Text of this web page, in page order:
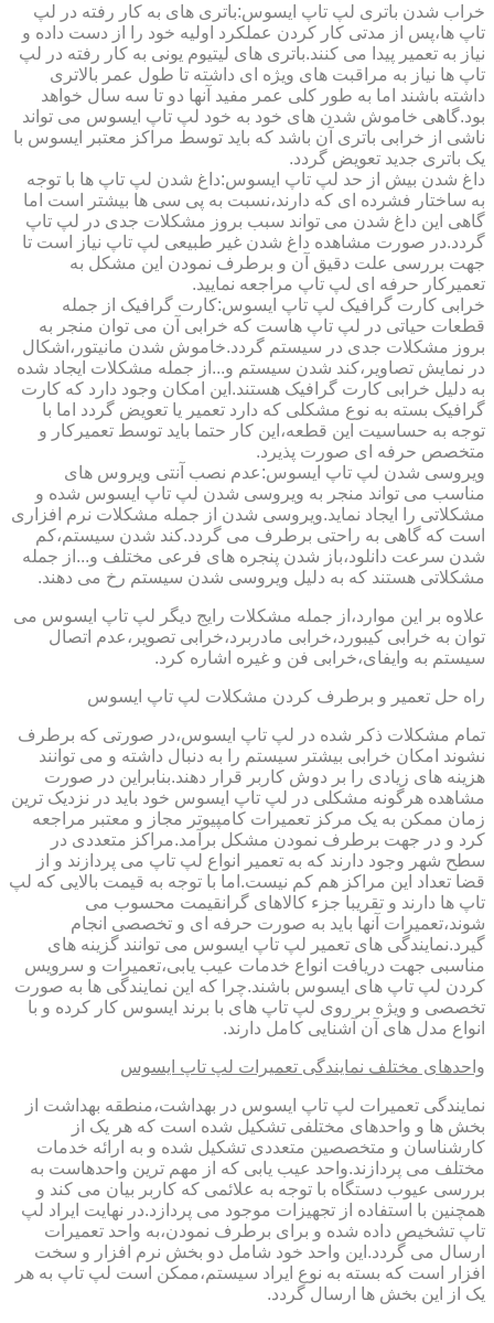
خراب شدن باتری لپ تاپ ایسوس:باتری های به کار رفته در لپ
تاپ ها،پس از مدتی کار کردن عملکرد اولیه خود را از دست داده و
نیاز به تعمیر پیدا می کنند.باتری های لیتیوم یونی به کار رفته در لپ
تاپ ها نیاز به مراقبت های ویژه ای داشته تا طول عمر بالاتری
داشته باشند اما به طور کلی عمر مفید آنها دو تا سه سال خواهد
بود.گاهی خاموش شدن های خود به خود لپ تاپ ایسوس می تواند
ناشی از خرابی باتری آن باشد که باید توسط مراکز معتبر ایسوس با
یک باتری جدید تعویض گردد.
داغ شدن بیش از حد لپ تاپ ایسوس:داغ شدن لپ تاپ ها با توجه
به ساختار فشرده ای که دارند،نسبت به پی سی ها بیشتر است اما
گاهی این داغ شدن می تواند سبب بروز مشکلات جدی در لپ تاپ
گردد.در صورت مشاهده داغ شدن غیر طبیعی لپ تاپ نیاز است تا
جهت بررسی علت دقیق آن و برطرف نمودن این مشکل به
تعمیرکار حرفه ای لپ تاپ مراجعه نمایید.
خرابی کارت گرافیک لپ تاپ ایسوس:کارت گرافیک از جمله
قطعات حیاتی در لپ تاپ هاست که خرابی آن می توان منجر به
بروز مشکلات جدی در سیستم گردد.خاموش شدن مانیتور،اشکال
در نمایش تصاویر،کند شدن سیستم و...از جمله مشکلات ایجاد شده
به دلیل خرابی کارت گرافیک هستند.این امکان وجود دارد که کارت
گرافیک بسته به نوع مشکلی که دارد تعمیر یا تعویض گردد اما با
توجه به حساسیت این قطعه،این کار حتما باید توسط تعمیرکار و
متخصص حرفه ای صورت پذیرد.
ویروسی شدن لپ تاپ ایسوس:عدم نصب آنتی ویروس های
مناسب می تواند منجر به ویروسی شدن لپ تاپ ایسوس شده و
مشکلاتی را ایجاد نماید.ویروسی شدن از جمله مشکلات نرم افزاری
است که گاهی به راحتی برطرف می گردد.کند شدن سیستم،کم
شدن سرعت دانلود،باز شدن پنجره های فرعی مختلف و...از جمله
مشکلاتی هستند که به دلیل ویروسی شدن سیستم رخ می دهند.
علاوه بر این موارد،از جمله مشکلات رایج دیگر لپ تاپ ایسوس می
توان به خرابی کیبورد،خرابی مادربرد،خرابی تصویر،عدم اتصال
سیستم به وایفای،خرابی فن و غیره اشاره کرد.
راه حل تعمیر و برطرف کردن مشکلات لپ تاپ ایسوس
تمام مشکلات ذکر شده در لپ تاپ ایسوس،در صورتی که برطرف
نشوند امکان خرابی بیشتر سیستم را به دنبال داشته و می توانند
هزینه های زیادی را بر دوش کاربر قرار دهند.بنابراین در صورت
مشاهده هرگونه مشکلی در لپ تاپ ایسوس خود باید در نزدیک ترین
زمان ممکن به یک مرکز تعمیرات کامپیوتر مجاز و معتبر مراجعه
کرد و در جهت برطرف نمودن مشکل برآمد.مراکز متعددی در
سطح شهر وجود دارند که به تعمیر انواع لپ تاپ می پردازند و از
قضا تعداد این مراکز هم کم نیست.اما با توجه به قیمت بالایی که لپ
تاپ ها دارند و تقریبا جزء کالاهای گرانقیمت محسوب می
شوند،تعمیرات آنها باید به صورت حرفه ای و تخصصی انجام
گیرد.نمایندگی های تعمیر لپ تاپ ایسوس می توانند گزینه های
مناسبی جهت دریافت انواع خدمات عیب یابی،تعمیرات و سرویس
کردن لپ تاپ های ایسوس باشند.چرا که این نمایندگی ها به صورت
تخصصی و ویژه بر روی لپ تاپ های با برند ایسوس کار کرده و با
انواع مدل های آن آشنایی کامل دارند.
واحدهای مختلف نمایندگی تعمیرات لپ تاپ ایسوس
نمایندگی تعمیرات لپ تاپ ایسوس در بهداشت،منطقه بهداشت از
بخش ها و واحدهای مختلفی تشکیل شده است که هر یک از
کارشناسان و متخصصین متعددی تشکیل شده و به ارائه خدمات
مختلف می پردازند.واحد عیب یابی که از مهم ترین واحدهاست به
بررسی عیوب دستگاه با توجه به علائمی که کاربر بیان می کند و
همچنین با استفاده از تجهیزات موجود می پردازد.در نهایت ایراد لپ
تاپ تشخیص داده شده و برای برطرف نمودن،به واحد تعمیرات
ارسال می گردد.این واحد خود شامل دو بخش نرم افزار و سخت
افزار است که بسته به نوع ایراد سیستم،ممکن است لپ تاپ به هر
یک از این بخش ها ارسال گردد.